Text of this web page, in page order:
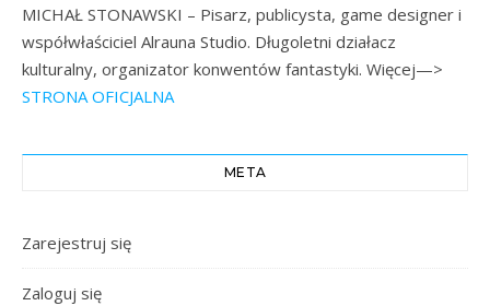
MICHAŁ STONAWSKI – Pisarz, publicysta, game designer i
współwłaściciel Alrauna Studio. Długoletni działacz
kulturalny, organizator konwentów fantastyki. Więcej—>
STRONA OFICJALNA
META
Zarejestruj się
Zaloguj się